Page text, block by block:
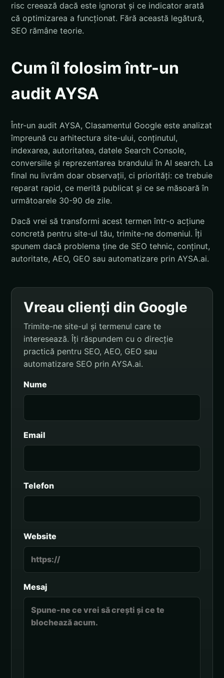
risc creează dacă este ignorat și ce indicator arată
că optimizarea a funcționat. Fără această legătură,
SEO rămâne teorie.
Cum îl folosim într-un
audit AYSA
Într-un audit AYSA, Clasamentul Google este analizat
împreună cu arhitectura site-ului, conținutul,
indexarea, autoritatea, datele Search Console,
conversiile și reprezentarea brandului în AI search. La
final nu livrăm doar observații, ci priorități: ce trebuie
reparat rapid, ce merită publicat și ce se măsoară în
următoarele 30-90 de zile.
Dacă vrei să transformi acest termen într-o acțiune
concretă pentru site-ul tău, trimite-ne domeniul. Îți
spunem dacă problema ține de SEO tehnic, conținut,
autoritate, AEO, GEO sau automatizare prin AYSA.ai.
Vreau clienți din Google
Trimite-ne site-ul și termenul care te
interesează. Îți răspundem cu o direcție
practică pentru SEO, AEO, GEO sau
automatizare SEO prin AYSA.ai.
Nume
Email
Telefon
Website
Mesaj